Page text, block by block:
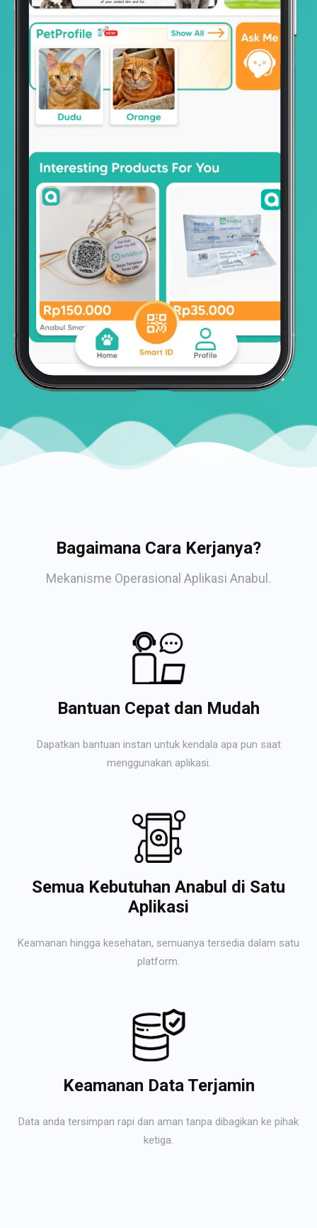
Bagaimana Cara Kerjanya?
Mekanisme Operasional Aplikasi Anabul.
Bantuan Cepat dan Mudah
Dapatkan bantuan instan untuk kendala apa pun saat
menggunakan aplikasi.
Semua Kebutuhan Anabul di Satu
Aplikasi
Keamanan hingga kesehatan, semuanya tersedia dalam satu
platform.
Keamanan Data Terjamin
Data anda tersimpan rapi dan aman tanpa dibagikan ke pihak
ketiga.